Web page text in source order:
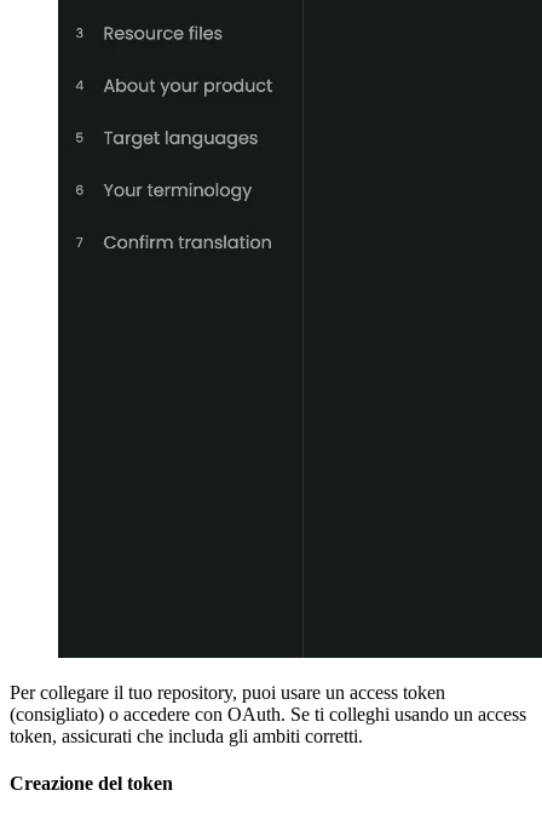
Per collegare il tuo repository, puoi usare un access token
(consigliato) o accedere con OAuth. Se ti colleghi usando un access
token, assicurati che includa gli ambiti corretti.
Creazione del token